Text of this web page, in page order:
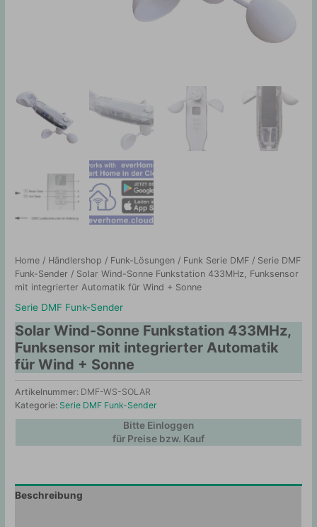
Home / Händlershop / Funk-Lösungen / Funk Serie DMF / Serie DMF
Funk-Sender / Solar Wind-Sonne Funkstation 433MHz, Funksensor
mit integrierter Automatik für Wind + Sonne
Serie DMF Funk-Sender
Solar Wind-Sonne Funkstation 433MHz,
Funksensor mit integrierter Automatik
für Wind + Sonne
Artikelnummer: DMF-WS-SOLAR
Kategorie: Serie DMF Funk-Sender
Bitte Einloggen
für Preise bzw. Kauf
Beschreibung